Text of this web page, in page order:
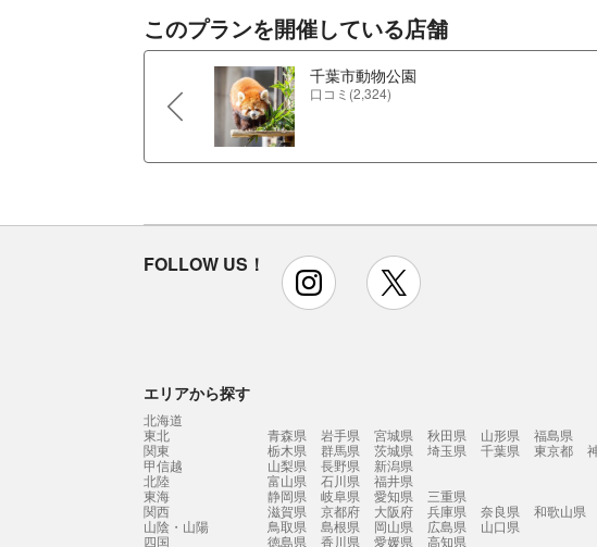
このプランを開催している店舗
千葉市動物公園
口コミ(2,324)
FOLLOW US！ instagram
エリアから探す
北海道
東北
青森県 岩手県 宮城県 秋田県 山形県
福島県
関東
栃木県 群馬県 茨城県 埼玉県 千葉県 東京都
甲信越
山梨県 長野県
新潟県
北陸
富山県 石川県
福井県
東海
静岡県 岐阜県 愛知県
三重県
関西
滋賀県 京都府 大阪府 兵庫県 奈良県
和歌山県
山陰・山陽
鳥取県 島根県 岡山県 広島県
山口県
四国
徳島県 香川県 愛媛県 高知県